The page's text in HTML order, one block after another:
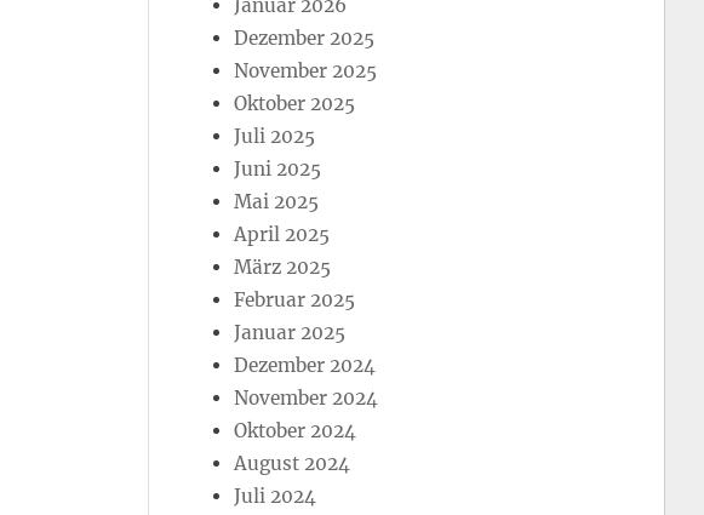
Januar 2026
Dezember 2025
November 2025
Oktober 2025
Juli 2025
Juni 2025
Mai 2025
April 2025
März 2025
Februar 2025
Januar 2025
Dezember 2024
November 2024
Oktober 2024
August 2024
Juli 2024